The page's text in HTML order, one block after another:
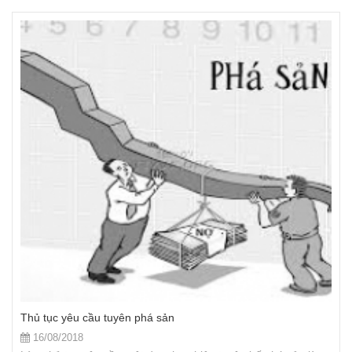
Thủ tục yêu cầu tuyên phá sản
16/08/2018